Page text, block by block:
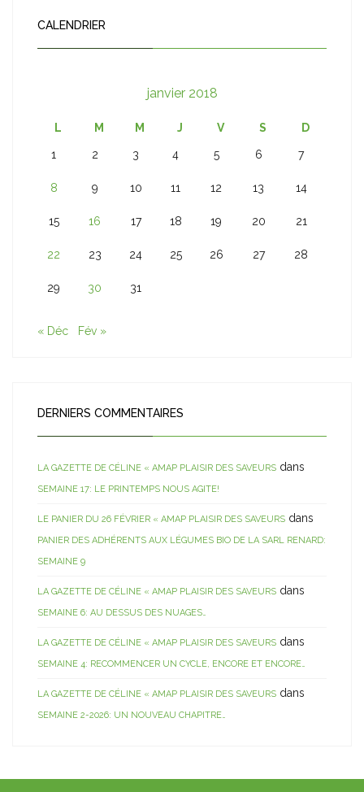
CALENDRIER
janvier 2018
L M M J V S D
1 2 3 4 5 6 7
8 9 10 11 12 13 14
15 16 17 18 19 20 21
22 23 24 25 26 27 28
29 30 31
« Déc Fév »
DERNIERS COMMENTAIRES
LA GAZETTE DE CÉLINE « AMAP PLAISIR DES SAVEURS dans
SEMAINE 17: LE PRINTEMPS NOUS AGITE!
LE PANIER DU 26 FÉVRIER « AMAP PLAISIR DES SAVEURS dans
PANIER DES ADHÉRENTS AUX LÉGUMES BIO DE LA SARL RENARD:
SEMAINE 9
LA GAZETTE DE CÉLINE « AMAP PLAISIR DES SAVEURS dans
SEMAINE 6: AU DESSUS DES NUAGES…
LA GAZETTE DE CÉLINE « AMAP PLAISIR DES SAVEURS dans
SEMAINE 4: RECOMMENCER UN CYCLE, ENCORE ET ENCORE…
LA GAZETTE DE CÉLINE « AMAP PLAISIR DES SAVEURS dans
SEMAINE 2-2026: UN NOUVEAU CHAPITRE…